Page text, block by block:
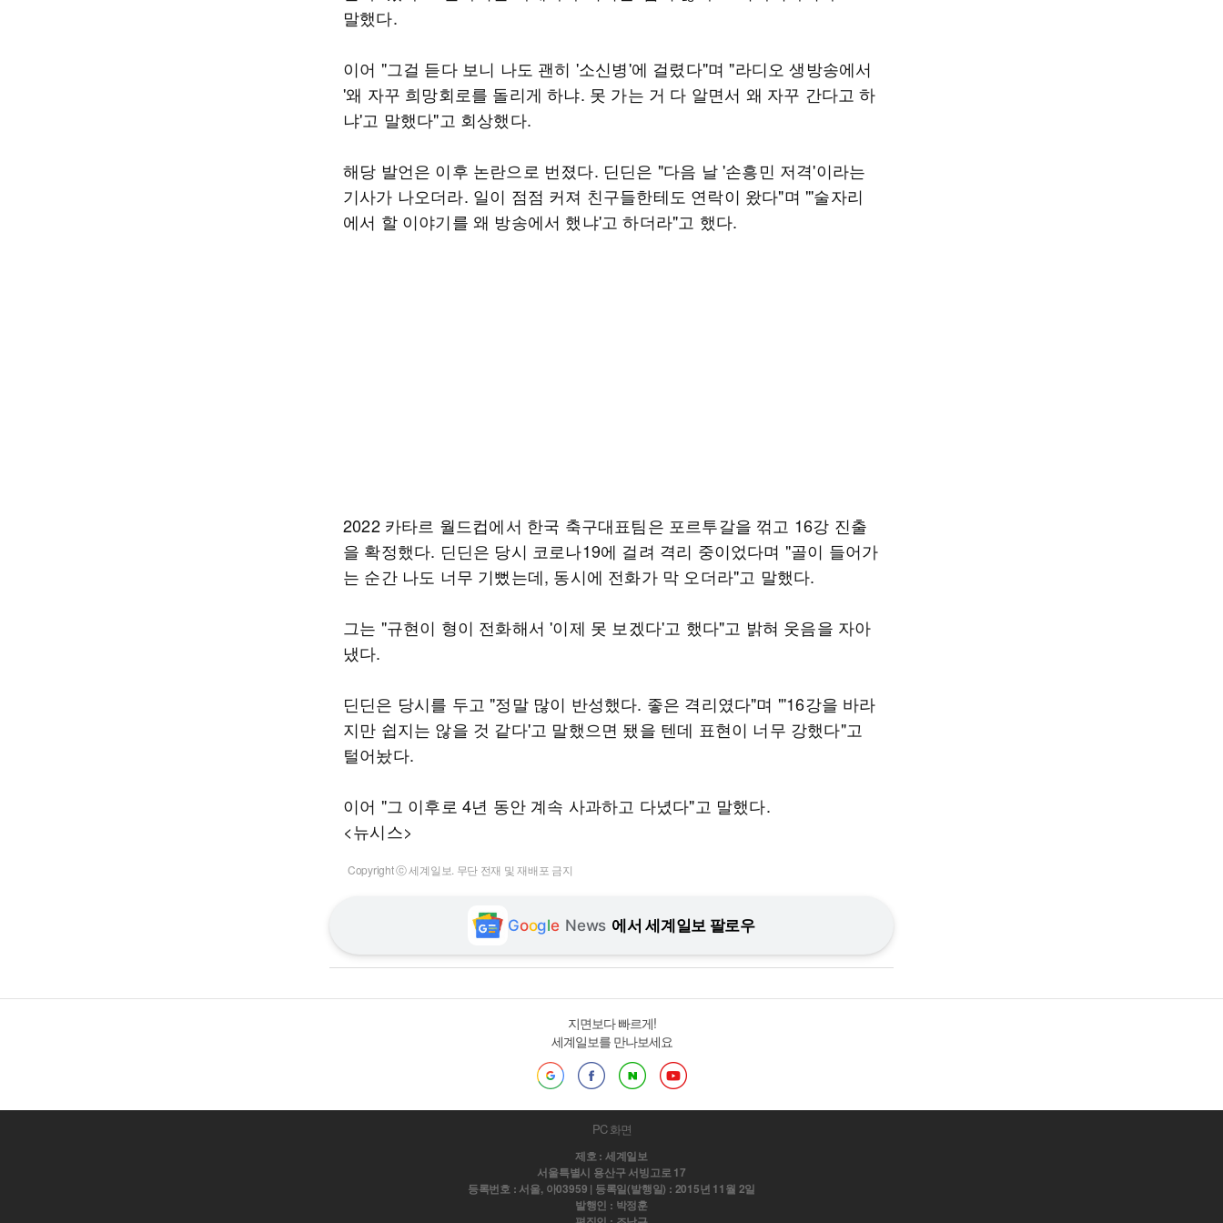
말했다.
이어 "그걸 듣다 보니 나도 괜히 '소신병'에 걸렸다"며 "라디오 생방송에서
'왜 자꾸 희망회로를 돌리게 하냐. 못 가는 거 다 알면서 왜 자꾸 간다고 하
냐'고 말했다"고 회상했다.
해당 발언은 이후 논란으로 번졌다. 딘딘은 "다음 날 '손흥민 저격'이라는
기사가 나오더라. 일이 점점 커져 친구들한테도 연락이 왔다"며 "'술자리
에서 할 이야기를 왜 방송에서 했냐'고 하더라"고 했다.
2022 카타르 월드컵에서 한국 축구대표팀은 포르투갈을 꺾고 16강 진출
을 확정했다. 딘딘은 당시 코로나19에 걸려 격리 중이었다며 "골이 들어가
는 순간 나도 너무 기뻤는데, 동시에 전화가 막 오더라"고 말했다.
그는 "규현이 형이 전화해서 '이제 못 보겠다'고 했다"고 밝혀 웃음을 자아
냈다.
딘딘은 당시를 두고 "정말 많이 반성했다. 좋은 격리였다"며 "'16강을 바라
지만 쉽지는 않을 것 같다'고 말했으면 됐을 텐데 표현이 너무 강했다"고
털어놨다.
이어 "그 이후로 4년 동안 계속 사과하고 다녔다"고 말했다.
<뉴시스>
Copyright ⓒ 세계일보. 무단 전재 및 재배포 금지
Google News 에서 세계일보 팔로우
지면보다 빠르게!
세계일보를 만나보세요
PC 화면
제호 : 세계일보
서울특별시 용산구 서빙고로 17
등록번호 : 서울, 아03959 | 등록일(발행일) : 2015년 11월 2일
발행인 : 박정훈